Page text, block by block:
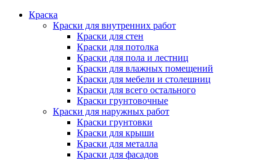
Краска
Краски для внутренних работ
Краски для стен
Краски для потолка
Краски для пола и лестниц
Краски для влажных помещений
Краски для мебели и столешниц
Краски для всего остального
Краски грунтовочные
Краски для наружных работ
Краски грунтовки
Краски для крыши
Краски для металла
Краски для фасадов